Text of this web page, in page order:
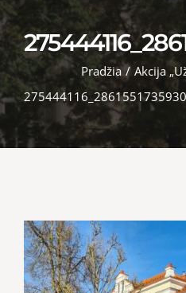
Pradžia / Akcija